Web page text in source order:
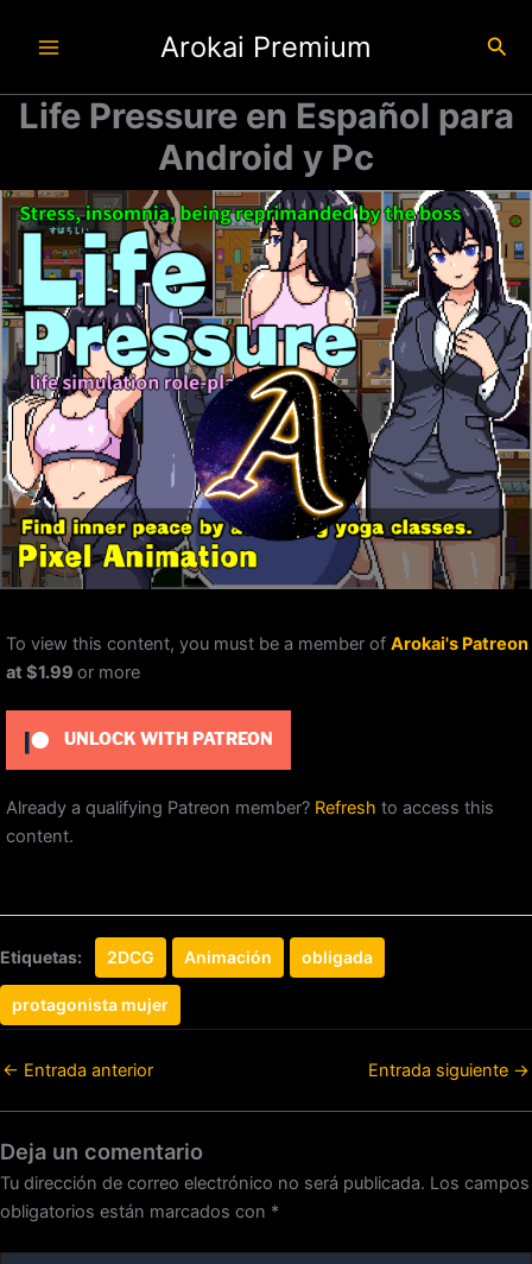
Arokai Premium
Life Pressure en Español para
Android y Pc
To view this content, you must be a member of Arokai's Patreon
at $1.99 or more
UNLOCK WITH PATREON
Already a qualifying Patreon member? Refresh to access this
content.
Etiquetas: 2DCG Animación obligada
protagonista mujer
← Entrada anterior Entrada siguiente →
Deja un comentario
Tu dirección de correo electrónico no será publicada. Los campos
obligatorios están marcados con *